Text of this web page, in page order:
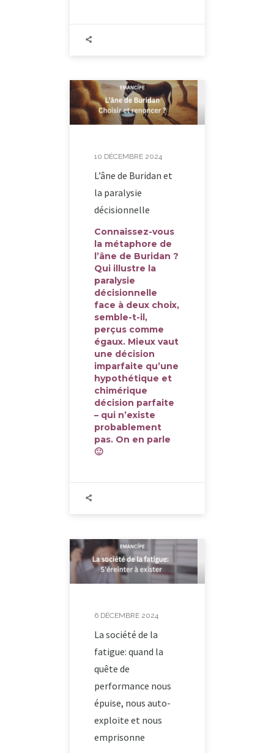
10 DÉCEMBRE 2024
L’âne de Buridan et
la paralysie
décisionnelle
Connaissez-vous
la métaphore de
l’âne de Buridan ?
Qui illustre la
paralysie
décisionnelle
face à deux choix,
semble-t-il,
perçus comme
égaux. Mieux vaut
une décision
imparfaite qu’une
hypothétique et
chimérique
décision parfaite
– qui n’existe
probablement
pas. On en parle
🙂
6 DÉCEMBRE 2024
La société de la
fatigue: quand la
quête de
performance nous
épuise, nous auto-
exploite et nous
emprisonne